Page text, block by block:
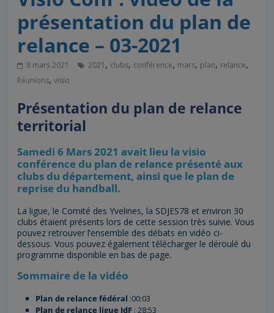
présentation du plan de
relance – 03-2021
8 mars 2021 2021 , clubs, conférence, mars, plan, relance,
Réunions,visio
Présentation du plan de relance
territorial
Samedi 6 Mars 2021 avait lieu la visio
conférence du plan de relance présenté aux
clubs du département, ainsi que le plan de
reprise du handball.
La ligue, le Comité des Yvelines, la SDJES78 et environ 30
clubs étaient présents lors de cette session très suivie. Vous
pouvez retrouver l’ensemble des débats en vidéo ci-
dessous. Vous pouvez également télécharger le déroulé du
programme disponible en bas de page.
Sommaire de la vidéo
Plan de relance fédéral :00:03
Plan de relance ligue IdF : 28:53